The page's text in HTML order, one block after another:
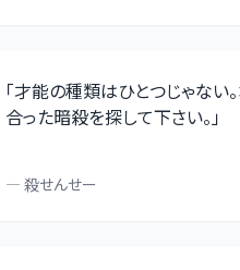
「才能の種類はひとつじゃない
合った暗殺を探して下さい。」
—殺せんせー